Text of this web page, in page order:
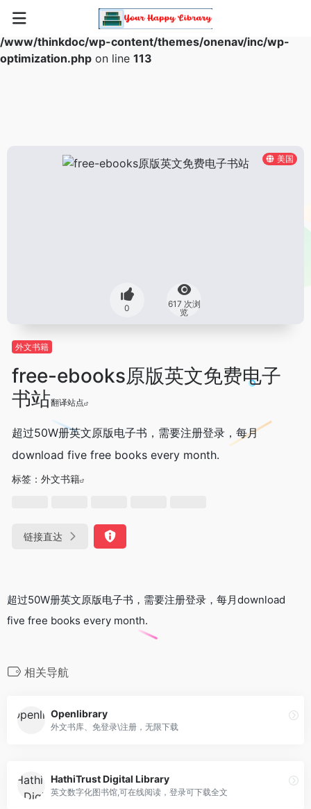
Warning
: Array to string conversion in
/www/thinkdoc/wp-content/themes/onenav/inc/wp-
optimization.php on line 113
美国
0
617 次浏
览
外文书籍
free-ebooks原版英文免费电子
书站翻译站点
超过50W册英文原版电子书，需要注册登录，每月
download five free books every month.
标签： 外文书籍
链接直达
超过50W册英文原版电子书，需要注册登录，每月download
five free books every month.
相关导航
Openlibrary
外文书库、免登录\注册，无限下载
HathiTrust Digital Library
英文数字化图书馆,可在线阅读，登录可下载全文